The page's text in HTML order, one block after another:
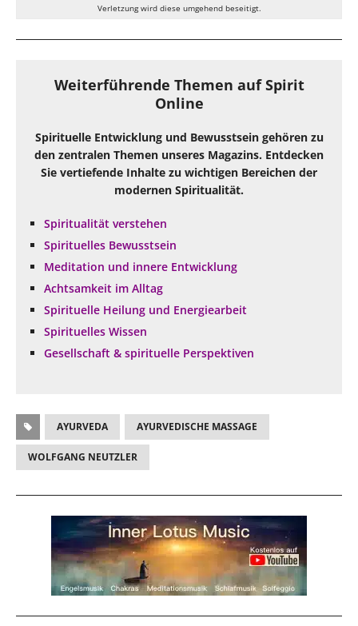
Verletzung wird diese umgehend beseitigt.
Weiterführende Themen auf Spirit
Online
Spirituelle Entwicklung und Bewusstsein gehören zu
den zentralen Themen unseres Magazins. Entdecken
Sie vertiefende Inhalte zu wichtigen Bereichen der
modernen Spiritualität.
Spiritualität verstehen
Spirituelles Bewusstsein
Meditation und innere Entwicklung
Achtsamkeit im Alltag
Spirituelle Heilung und Energiearbeit
Spirituelles Wissen
Gesellschaft & spirituelle Perspektiven
AYURVEDA AYURVEDISCHE MASSAGE
WOLFGANG NEUTZLER